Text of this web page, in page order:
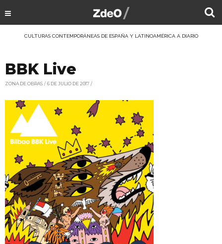
CULTURAS CONTEMPORÁNEAS DE ESPAÑA Y LATINOAMÉRICA A DIARIO
BBK Live
ZONA DE OBRAS 6 DE JULIO DE 2017